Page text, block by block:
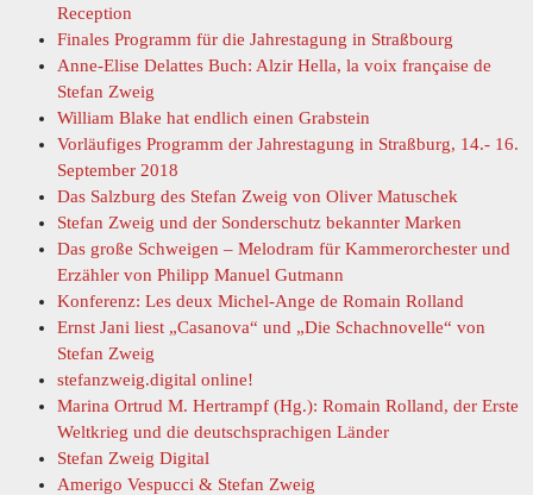
Reception
Finales Programm für die Jahrestagung in Straßbourg
Anne-Elise Delattes Buch: Alzir Hella, la voix française de
Stefan Zweig
William Blake hat endlich einen Grabstein
Vorläufiges Programm der Jahrestagung in Straßburg, 14.- 16.
September 2018
Das Salzburg des Stefan Zweig von Oliver Matuschek
Stefan Zweig und der Sonderschutz bekannter Marken
Das große Schweigen – Melodram für Kammerorchester und
Erzähler von Philipp Manuel Gutmann
Konferenz: Les deux Michel-Ange de Romain Rolland
Ernst Jani liest „Casanova“ und „Die Schachnovelle“ von
Stefan Zweig
stefanzweig.digital online!
Marina Ortrud M. Hertrampf (Hg.): Romain Rolland, der Erste
Weltkrieg und die deutschsprachigen Länder
Stefan Zweig Digital
Amerigo Vespucci & Stefan Zweig